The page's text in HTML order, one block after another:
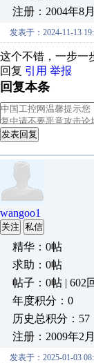
注册：2004年8
发表于：2024-11-13
这个不错，一步一
回复 引用 举报
回复本条
发表回复
wangoo1
关注 私信
精华：0帖
求助：0帖
帖子：0帖 | 602
年度积分：0
历史总积分：57
注册：2009年2
发表于：2025-01-03